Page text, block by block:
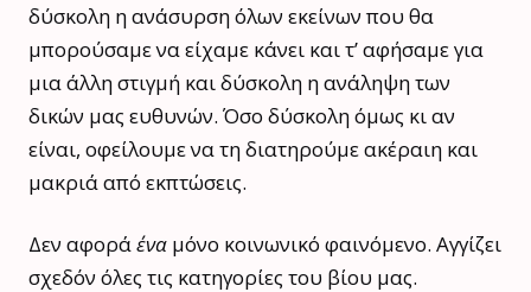
δύσκολη η ανάσυρση όλων εκείνων που θα
μπορούσαμε να είχαμε κάνει και τ’ αφήσαμε για
μια άλλη στιγμή και δύσκολη η ανάληψη των
δικών μας ευθυνών. Όσο δύσκολη όμως κι αν
είναι, οφείλουμε να τη διατηρούμε ακέραιη και
μακριά από εκπτώσεις.
Δεν αφοράένα μόνο κοινωνικό φαινόμενο. Αγγίζει
σχεδόν όλες τις κατηγορίες του βίου μας.